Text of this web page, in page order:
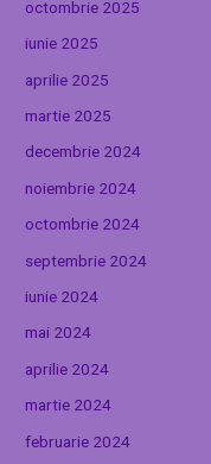
octombrie 2025
iunie 2025
aprilie 2025
martie 2025
decembrie 2024
noiembrie 2024
octombrie 2024
septembrie 2024
iunie 2024
mai 2024
aprilie 2024
martie 2024
februarie 2024